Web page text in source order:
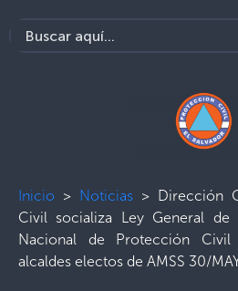
Inicio > Noticias > Dirección
Civil socializa Ley General
Nacional de Protección
alcaldes electos de AMSS 30/